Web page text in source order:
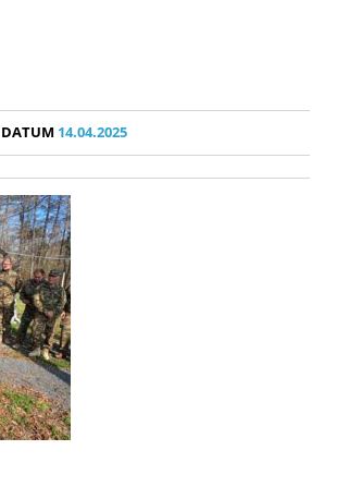
DATUM 14.04.2025